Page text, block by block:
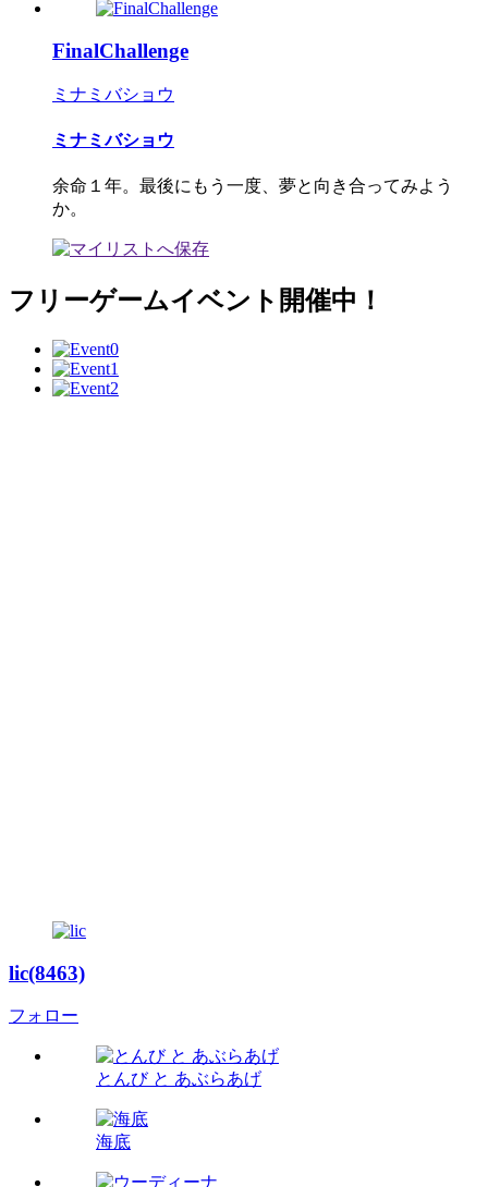
FinalChallenge
ミナミバショウ
ミナミバショウ
余命１年。最後にもう一度、夢と向き合ってみよう
か。
フリーゲームイベント開催中！
lic(8463)
フォロー
とんび と あぶらあげ
海底